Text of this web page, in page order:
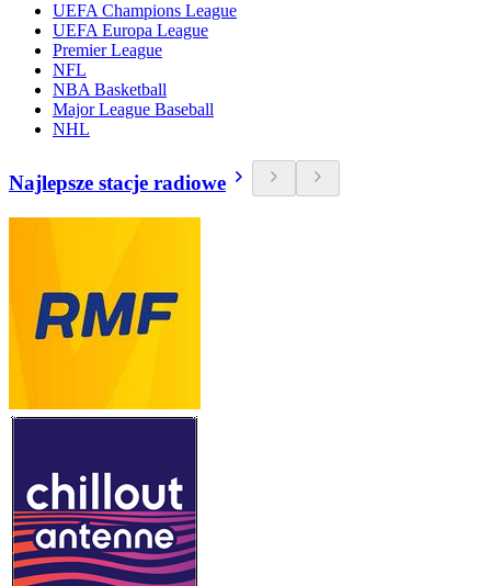
UEFA Champions League
UEFA Europa League
Premier League
NFL
NBA Basketball
Major League Baseball
NHL
Najlepsze stacje radiowe